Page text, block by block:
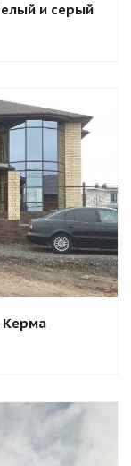
и серый
Керма